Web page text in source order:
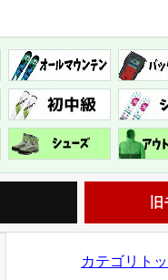
カテゴリト